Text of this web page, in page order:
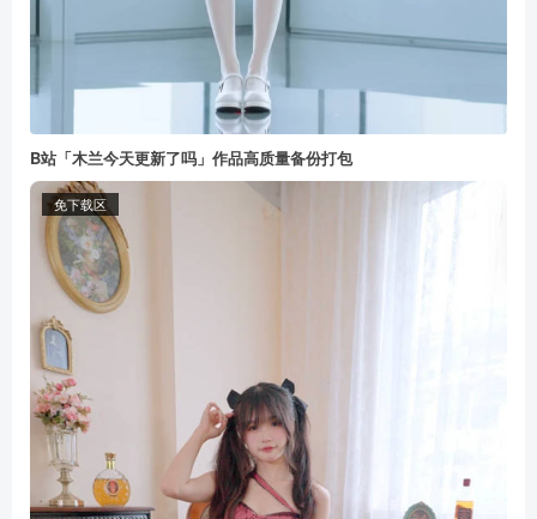
B站「木兰今天更新了吗」作品高质量备份打包
免下载区